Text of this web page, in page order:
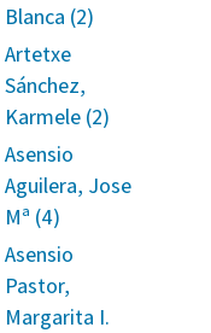
Blanca (2)
Artetxe
Sánchez,
Karmele (2)
Asensio
Aguilera, Jose
Mª (4)
Asensio
Pastor,
Margarita I.